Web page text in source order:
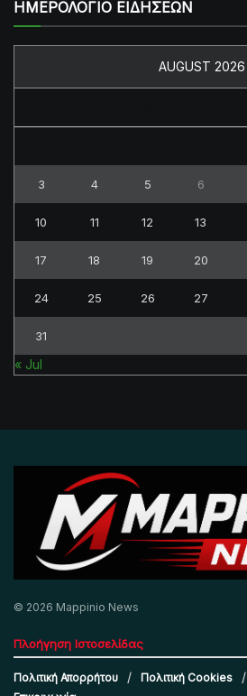
ΗΜΕΡΟΛΟΓΙΟ ΕΙΔΗΣΕΩΝ
AUGUST 2026
3 4 5 6
10 11 12 13
17 18 19 20
24 25 26 27
31
« Jul
© 2026 Mappinio News
Πλοήγηση Ιστοσελίδας
Πολιτική Απορρήτου Πολιτική Cookies